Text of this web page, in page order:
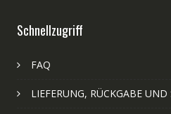
Schnellzugriff
FAQ
LIEFERUNG, RÜCKGABE